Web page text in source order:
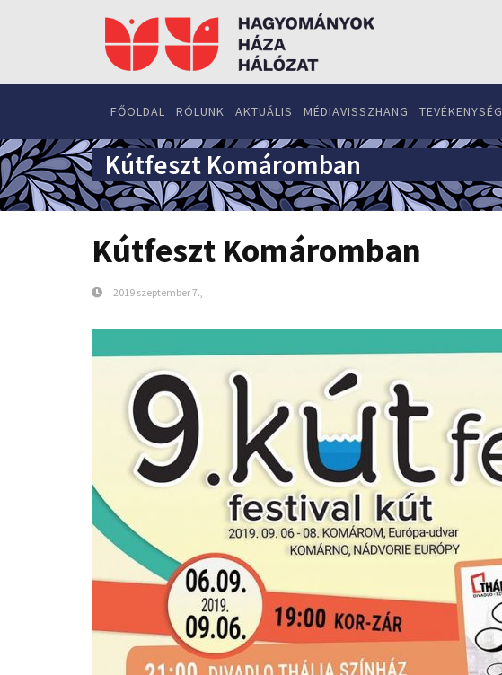
FŐOLDAL RÓLUNK AKTUÁLIS MÉDIAVISSZHANG TEVÉKENYSÉG
Kútfeszt Komáromban
Kútfeszt Komáromban
2019 szeptember 7.,